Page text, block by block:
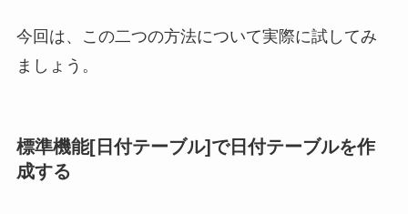
今回は、この二つの方法について実際に試してみ
ましょう。
標準機能[日付テーブル]で日付テーブルを作
成する